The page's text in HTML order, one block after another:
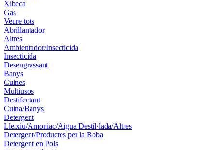
Xibeca
Gas
Veure tots
Abrillantador
Altres
Ambientador/Insecticida
Insecticida
Desengrassant
Banys
Cuines
Multiusos
Destifectant
Cuina/Banys
Detergent
Lleixiu/Amoniac/Aigua Destil·lada/Altres
Detergent/Productes per la Roba
Detergent en Pols